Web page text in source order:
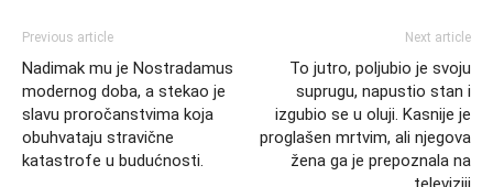
Previous article
Nadimak mu je Nostradamus
modernog doba, a stekao je
slavu proročanstvima koja
obuhvataju stravične
katastrofe u budućnosti.
Next article
To jutro, poljubio je svoju
suprugu, napustio stan i
izgubio se u oluji. Kasnije je
proglašen mrtvim, ali njegova
žena ga je prepoznala na